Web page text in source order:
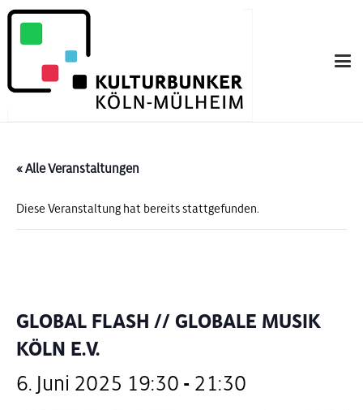
« Alle Veranstaltungen
Diese Veranstaltung hat bereits stattgefunden.
GLOBAL FLASH // GLOBALE MUSIK
KÖLN E.V.
6. Juni 2025 19:30 - 21:30